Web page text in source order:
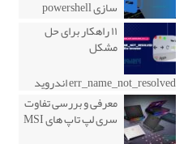
سازی powershell
۱۱ راهکار برای حل
مشکل
err_name_not_resolved اندروید
معرفی و بررسی تفاوت
سری لپ تاپ های MSI